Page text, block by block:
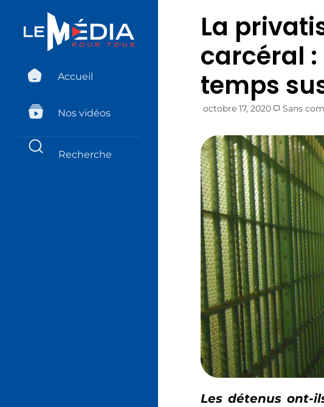
Accueil
Nos vidéos
La
carcéral :
temps
octobre 17, 2020 Sans
Les détenus ont-